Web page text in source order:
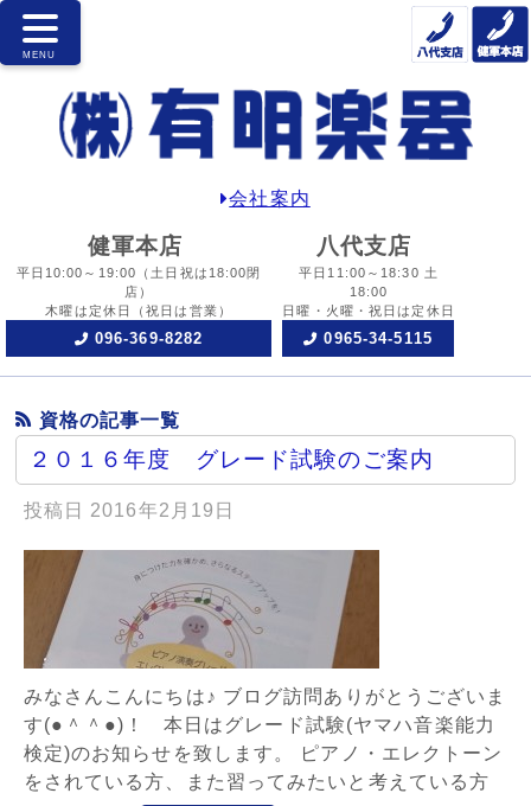
会社案内
健軍本店
平日10:00～19:00
（土日祝は18:00閉
店）
木曜は定休日
（祝日は営業）
096-369-8282
八代支店
平日11:00～18:30 土
18:00
日曜・火曜・祝日は定休日
0965-34-5115
資格の記事一覧
２０１６年度 グレード試験のご案内
投稿日 2016年2月19日
みなさんこんにちは♪ ブログ訪問ありがとうございま
す(●＾＾●)！ 本日はグレード試験(ヤマハ音楽能力
検定)のお知らせを致します。 ピアノ・エレクトーン
をされている方、また習ってみたいと考えている方